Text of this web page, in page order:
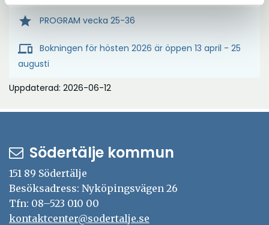
star PROGRAM vecka 25-36
devices Bokningen för hösten 2026 är öppen 13 april - 25
augusti
Uppdaterad: 2026-06-12
Södertälje kommun
151 89 Södertälje
Besöksadress: Nyköpingsvägen 26
Tfn: 08–523 010 00
kontaktcenter@sodertalje.se